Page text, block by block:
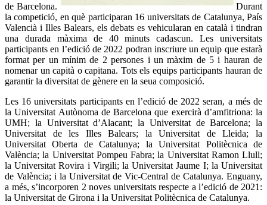
de Barcelona.
Durant
la competició, en què participaran 16 universitats de Catalunya, País
Valencià i Illes Balears, els debats es vehicularan en català i tindran
una durada màxima de 40 minuts cadascun. Les universitats
participants en l’edició de 2022 podran inscriure un equip que estarà
format per un mínim de 2 persones i un màxim de 5 i hauran de
nomenar un capità o capitana. Tots els equips participants hauran de
garantir la diversitat de gènere en la seua composició.
Les 16 universitats participants en l’edició de 2022 seran, a més de
la Universitat Autònoma de Barcelona que exercirà d’amfitriona: la
UMH; la Universitat d’Alacant; la Universitat de Barcelona; la
Universitat de les Illes Balears; la Universitat de Lleida; la
Universitat Oberta de Catalunya; la Universitat Politècnica de
València; la Universitat Pompeu Fabra; la Universitat Ramon Llull;
la Universitat Rovira i Virgili; la Universitat Jaume I; la Universitat
de València; i la Universitat de Vic-Central de Catalunya. Enguany,
a més, s’incorporen 2 noves universitats respecte a l’edició de 2021:
la Universitat de Girona i la Universitat Politècnica de Catalunya.